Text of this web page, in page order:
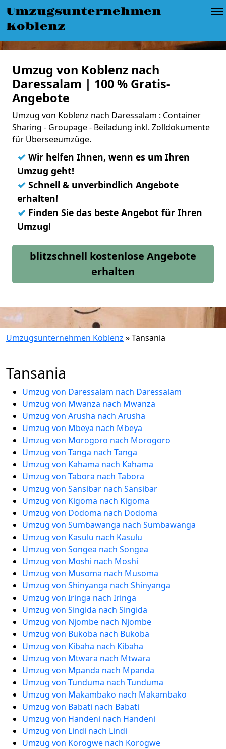
Umzugsunternehmen
Koblenz
Umzug von Koblenz nach
Daressalam | 100 % Gratis-
Angebote
Umzug von Koblenz nach Daressalam : Container
Sharing - Groupage - Beiladung inkl. Zolldokumente
für Überseeumzüge.
✓ Wir helfen Ihnen, wenn es um Ihren
Umzug geht!
✓ Schnell & unverbindlich Angebote
erhalten!
✓ Finden Sie das beste Angebot für Ihren
Umzug!
blitzschnell kostenlose Angebote
erhalten
Umzugsunternehmen Koblenz »Tansania
Tansania
Umzug von Daressalam nach Daressalam
Umzug von Mwanza nach Mwanza
Umzug von Arusha nach Arusha
Umzug von Mbeya nach Mbeya
Umzug von Morogoro nach Morogoro
Umzug von Tanga nach Tanga
Umzug von Kahama nach Kahama
Umzug von Tabora nach Tabora
Umzug von Sansibar nach Sansibar
Umzug von Kigoma nach Kigoma
Umzug von Dodoma nach Dodoma
Umzug von Sumbawanga nach Sumbawanga
Umzug von Kasulu nach Kasulu
Umzug von Songea nach Songea
Umzug von Moshi nach Moshi
Umzug von Musoma nach Musoma
Umzug von Shinyanga nach Shinyanga
Umzug von Iringa nach Iringa
Umzug von Singida nach Singida
Umzug von Njombe nach Njombe
Umzug von Bukoba nach Bukoba
Umzug von Kibaha nach Kibaha
Umzug von Mtwara nach Mtwara
Umzug von Mpanda nach Mpanda
Umzug von Tunduma nach Tunduma
Umzug von Makambako nach Makambako
Umzug von Babati nach Babati
Umzug von Handeni nach Handeni
Umzug von Lindi nach Lindi
Umzug von Korogwe nach Korogwe